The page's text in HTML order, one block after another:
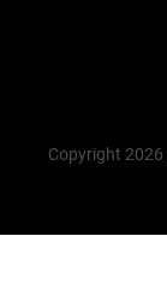
Copyright 2026